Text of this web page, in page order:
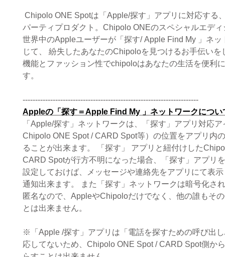
Chipolo ONE Spotは「Apple/探す」アプリに対応する
パーティプロダクト。Chipolo ONEのスペシャルエデ
世界中のAppleユーザーが「探す/ Apple Find My 」ネッ
じて、 紛失したあなたのChipoloを見つけるお手伝いを
機能とファッション性でchipoloはあなたの生活を便利
す。
----------------------------------------------------------------------
Appleの「探す＝Apple Find My 」ネットワークについ
「Apple/探す」ネットワークは、「探す」アプリ対応
Chipolo ONE Spot / CARD Spot等）の位置をアプリ内
ることが出来ます。 「探す」 アプリと紐付けした
CARD Spotが行方不明になった場合、「探す」アプリ
設定しておけば、メッセージや連絡先をアプリにて表
通知出来ます。 また「探す」ネットワークは暗号化さ
匿名なので、AppleやChipoloだけでなく、他の誰もそ
とは出来ません。
※「Apple /探す」アプリは「電話を探すための呼び出
応してないため、Chipolo ONE Spot / CARD Spot側か